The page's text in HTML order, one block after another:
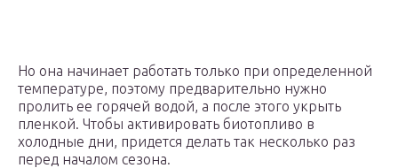
Но она начинает работать только при определенной
температуре, поэтому предварительно нужно
пролить ее горячей водой, а после этого укрыть
пленкой. Чтобы активировать биотопливо в
холодные дни, придется делать так несколько раз
перед началом сезона.